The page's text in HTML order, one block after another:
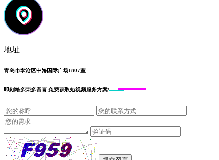
地址
青岛市李沧区中海国际广场1807室
即刻给多荣多留言 免费获取短视频服务方案!